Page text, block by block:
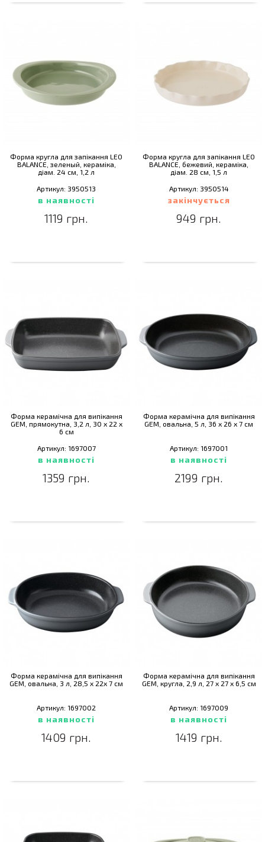
Форма кругла для запікання LEO
BALANCE, зеленый, кераміка,
діам. 24 см, 1,2 л
Артикул: 3950513
в наявності
1119 грн.
Форма кругла для запікання LEO
BALANCE, бежевий, кераміка,
діам. 28 см, 1,5 л
Артикул: 3950514
закінчується
949 грн.
Форма керамічна для випікання
GEM, прямокутна, 3,2 л, 30 x 22 x
6 см
Артикул: 1697007
в наявності
1359 грн.
Форма керамічна для випікання
GEM, овальна, 5 л, 36 х 26 х 7 см
Артикул: 1697001
в наявності
2199 грн.
Форма керамічна для випікання
GEM, овальна, 3 л, 28,5 x 22x 7 см
Артикул: 1697002
в наявності
1409 грн.
Форма керамічна для випікання
GEM, кругла, 2,9 л, 27 x 27 x 6,5 см
Артикул: 1697009
в наявності
1419 грн.